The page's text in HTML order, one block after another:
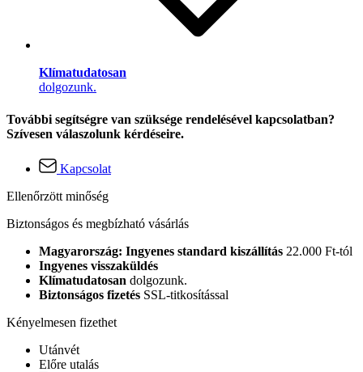
Klímatudatosan
dolgozunk.
További segítségre van szüksége rendelésével kapcsolatban?
Szívesen válaszolunk kérdéseire.
Kapcsolat
Ellenőrzött minőség
Biztonságos és megbízható vásárlás
Magyarország: Ingyenes standard kiszállítás 22.000 Ft-tól
Ingyenes visszaküldés
Klímatudatosan dolgozunk.
Biztonságos fizetés SSL-titkosítással
Kényelmesen fizethet
Utánvét
Előre utalás